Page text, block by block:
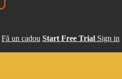
Fă un cadou Start Free Trial Sign in